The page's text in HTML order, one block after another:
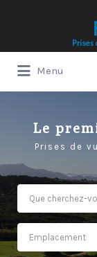
Menu
Le
Prises de